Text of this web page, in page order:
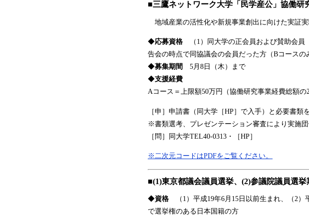
■三鷹ネットワーク大学「民学産公」協働研
地域産業の活性化や新規事業創出に向けた実証
◆応募資格（1）同大学の正会員および賛助会員
告会の時点で同協議会の会員だった方（Bコースの
◆募集期間
5月8日（木）まで
◆支援経費
Aコース＝上限額50万円（協働研究事業経費総額
［申］申請書（同大学［HP］で入手）と必要書類
※書類選考、プレゼンテーション審査により実施団
［問］同大学TEL40-0313・［HP］
※二次元コードはPDFをご覧ください。
■(1)東京都議会議員選挙、(2)参議院議員選
◆資格（1）平成19年6月15日以前生まれ、（2）
で選挙権のある日本国籍の方